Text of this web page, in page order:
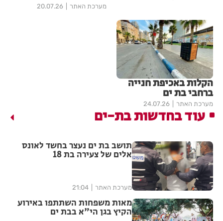
מערכת האתר 20.07.26
הקלות באכיפת חנייה
ברחבי בת ים
מערכת האתר 24.07.26
עוד בחדשות בת-ים
תושב בת ים נעצר בחשד לאונס
אלים של צעירה בת 18
מערכת האתר 21:04
מאות משפחות השתתפו באירוע
הקיץ בגן הי"א בבת ים